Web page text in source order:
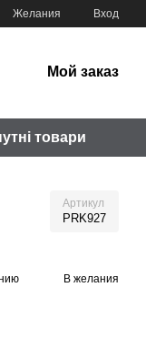
Желания Вход
Мой заказ
товари
Артикул
PRK927
В желания